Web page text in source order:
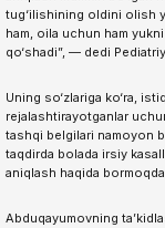
tug‘ilishining oldini olish
ham, oila uchun ham
qo‘shadi”, — dedi
Uning so‘zlariga ko‘ra,
rejalashtirayotganlar
tashqi belgilari namoyon
taqdirda bolada irsiy
aniqlash haqida
Abduqayumovning